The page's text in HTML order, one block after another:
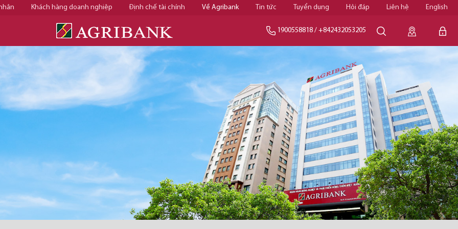
Khách hàng doanh nghiệp Định chế tài chính Về Agribank Tin tức Tuyển dụng Hỏi đáp Liên hệ English
1900558818 / +842432053205